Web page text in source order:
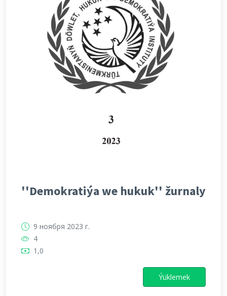
''Demokratiýa we hukuk'' žurnaly
9 ноября 2023 г.
4
1,0
Ýüklemek